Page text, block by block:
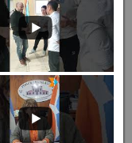
13 Dic 2024
de la
Pública